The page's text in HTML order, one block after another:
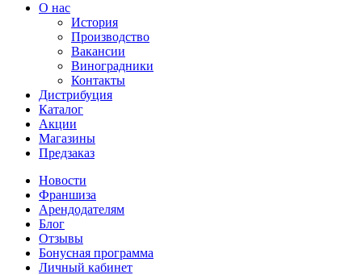
О нас
История
Производство
Вакансии
Виноградники
Контакты
Дистрибуция
Каталог
Акции
Магазины
Предзаказ
Новости
Франшиза
Арендодателям
Блог
Отзывы
Бонусная программа
Личный кабинет